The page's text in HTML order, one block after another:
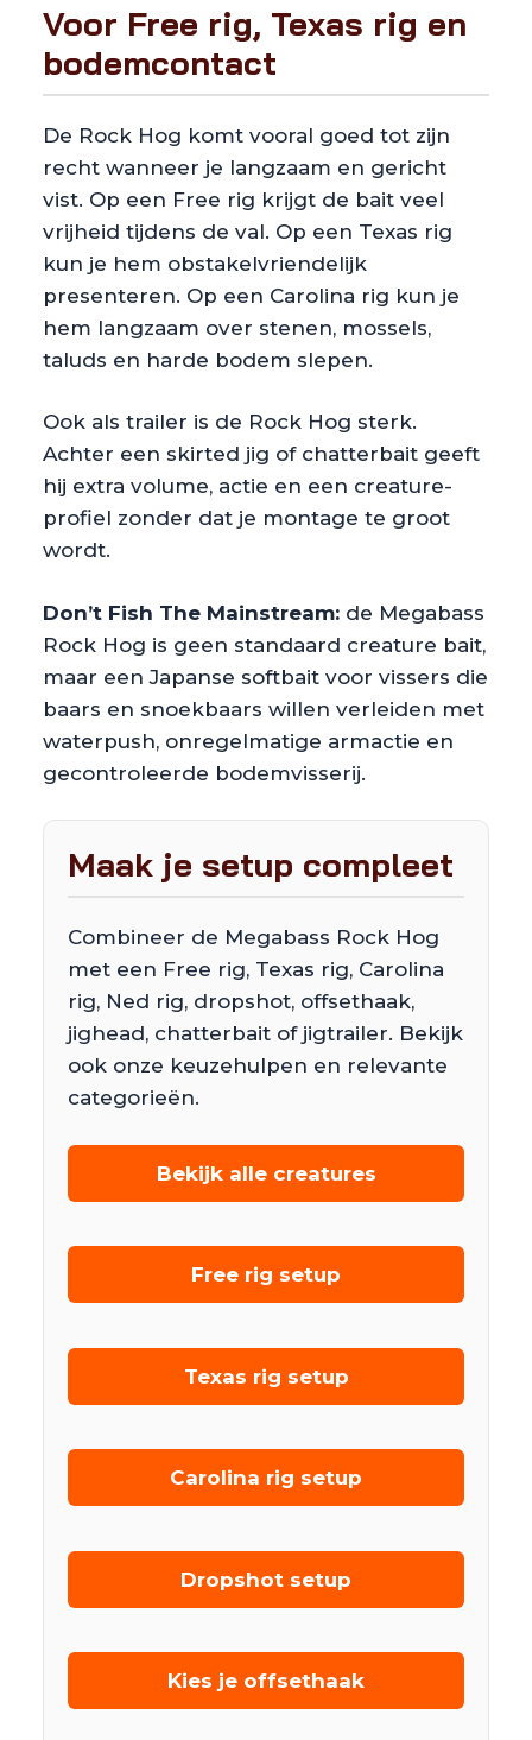
Voor Free rig, Texas rig en
bodemcontact
De Rock Hog komt vooral goed tot zijn
recht wanneer je langzaam en gericht
vist. Op een Free rig krijgt de bait veel
vrijheid tijdens de val. Op een Texas rig
kun je hem obstakelvriendelijk
presenteren. Op een Carolina rig kun je
hem langzaam over stenen, mossels,
taluds en harde bodem slepen.
Ook als trailer is de Rock Hog sterk.
Achter een skirted jig of chatterbait geeft
hij extra volume, actie en een creature-
profiel zonder dat je montage te groot
wordt.
Don’t Fish The Mainstream: de Megabass
Rock Hog is geen standaard creature bait,
maar een Japanse softbait voor vissers die
baars en snoekbaars willen verleiden met
waterpush, onregelmatige armactie en
gecontroleerde bodemvisserij.
Maak je setup compleet
Combineer de Megabass Rock Hog
met een Free rig, Texas rig, Carolina
rig, Ned rig, dropshot, offsethaak,
jighead, chatterbait of jigtrailer. Bekijk
ook onze keuzehulpen en relevante
categorieën.
Bekijk alle creatures
Free rig setup
Texas rig setup
Carolina rig setup
Dropshot setup
Kies je offsethaak